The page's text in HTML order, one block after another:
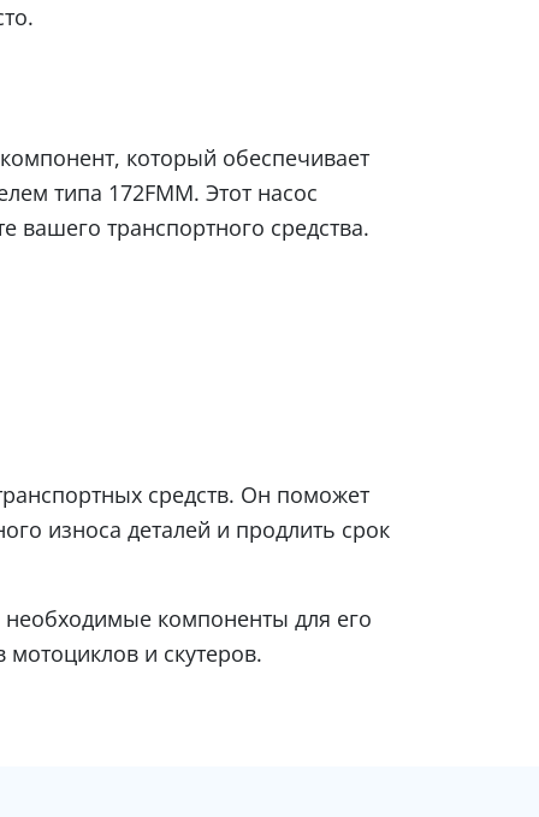
который обеспечивает
типа 172FMM. Этот насос
вашего транспортного средства.
средств. Он поможет
износа деталей и продлить срок
необходимые компоненты для его
и скутеров.